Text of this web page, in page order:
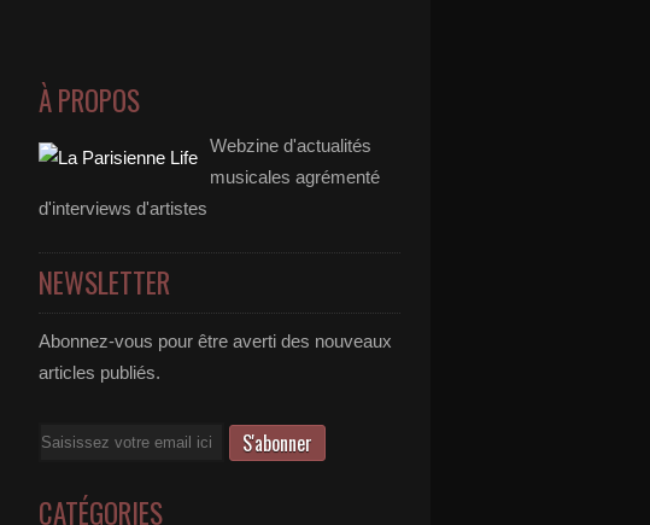
À PROPOS
Webzine d'actualités
musicales agrémenté
d'interviews d'artistes
NEWSLETTER
Abonnez-vous pour être averti des nouveaux
articles publiés.
Email
CATÉGORIES